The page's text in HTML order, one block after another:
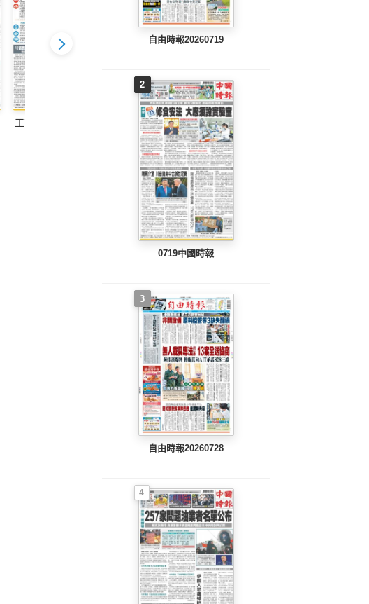
工商時報(0803 EPUB
工商時報(0802 EPUB
完整版)
自由時報20260719
2
0719中國時報
3
自由時報20260728
4